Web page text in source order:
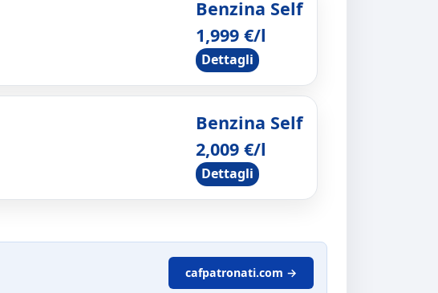
Benzina Self
1,999 €/l
Dettagli
Benzina Self
2,009 €/l
Dettagli
cafpatronati.com →